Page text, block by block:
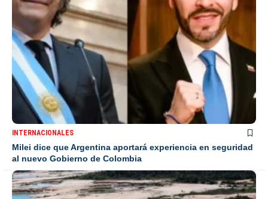
INTERNACIONALES
Milei dice que Argentina aportará experiencia en seguridad
al nuevo Gobierno de Colombia